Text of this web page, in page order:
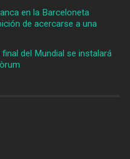
en la Barceloneta
de acercarse a una
del Mundial se instalará